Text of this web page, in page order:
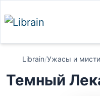
Librain/Ужасы и
Темный